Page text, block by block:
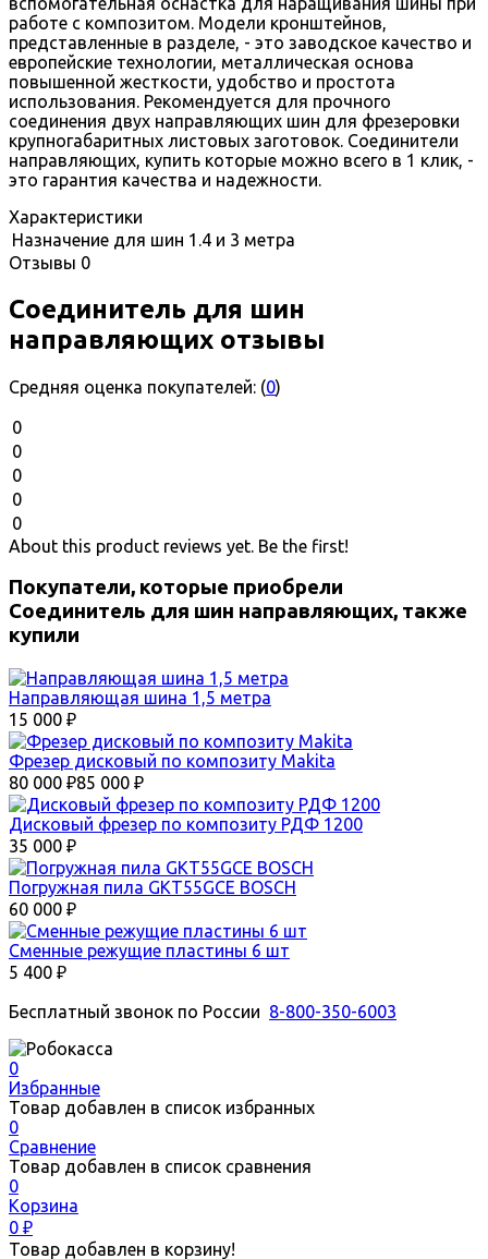
работе с композитом. Модели кронштейнов,
представленные в разделе, - это заводское качество и
европейские технологии, металлическая основа
повышенной жесткости, удобство и простота
использования. Рекомендуется для прочного
соединения двух направляющих шин для фрезеровки
крупногабаритных листовых заготовок. Соединители
направляющих, купить которые можно всего в 1 клик, -
это гарантия качества и надежности.
Характеристики
Назначение для шин 1.4 и 3 метра
Отзывы 0
Соединитель для шин
направляющих отзывы
Средняя оценка покупателей: (0)
0
0
0
0
0
About this product reviews yet. Be the first!
Покупатели, которые приобрели
Соединитель для шин направляющих, также
купили
Направляющая шина 1,5 метра
15 000 ₽
Фрезер дисковый по композиту Makita
80 000 ₽85 000 ₽
Дисковый фрезер по композиту РДФ 1200
35 000 ₽
Погружная пила GKT55GCE BOSCH
60 000 ₽
Сменные режущие пластины 6 шт
5 400 ₽
Бесплатный звонок по России 8-800-350-6003
0
Избранные
Товар добавлен в список избранных
0
Сравнение
Товар добавлен в список сравнения
0
Корзина
0 ₽
Товар добавлен в корзину!